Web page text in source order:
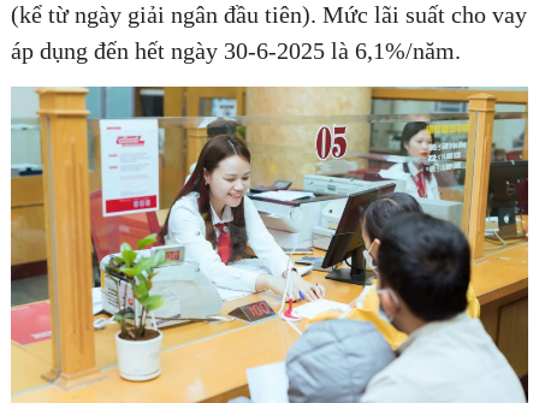
(kể từ ngày giải ngân đầu tiên). Mức lãi suất cho vay
áp dụng đến hết ngày 30-6-2025 là 6,1%/năm.